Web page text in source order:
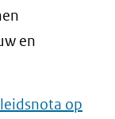
en
op